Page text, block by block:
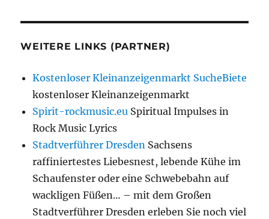
WEITERE LINKS (PARTNER)
Kostenloser Kleinanzeigenmarkt SucheBiete
kostenloser Kleinanzeigenmarkt
Spirit-rockmusic.eu Spiritual Impulses in
Rock Music Lyrics
Stadtverführer Dresden Sachsens
raffiniertestes Liebesnest, lebende Kühe im
Schaufenster oder eine Schwebebahn auf
wackligen Füßen… – mit dem Großen
Stadtverführer Dresden erleben Sie noch viel